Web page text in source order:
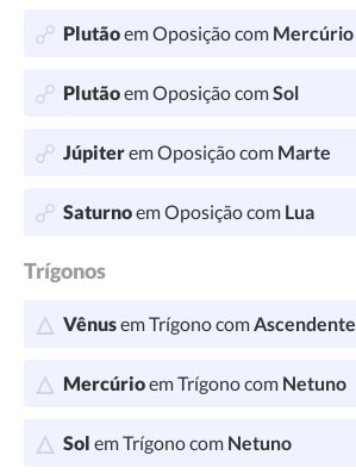
Plutãoem Oposição com Mercúrio
Plutãoem Oposição comSol
Júpiterem Oposição com Marte
Saturnoem Oposição com Lua
Trígonos
Vênusem Trígono comAscendente
Mercúrioem Trígono com Netuno
Sol em Trígono com Netuno